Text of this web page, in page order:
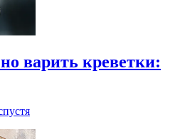
варить креветки: